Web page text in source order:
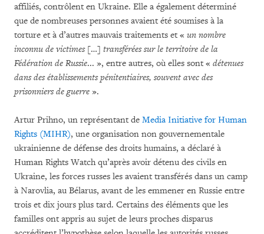
affiliés, contrôlent en Ukraine. Elle a également déterminé
que de nombreuses personnes avaient été soumises à la
torture et à d’autres mauvais traitements et « un nombre
inconnu de victimes […] transférées sur le territoire de la
Fédération de Russie... », entre autres, où elles sont « détenues
dans des établissements pénitentiaires, souvent avec des
prisonniers de guerre ».
Artur Prihno, un représentant de Media Initiative for Human
Rights (MIHR), une organisation non gouvernementale
ukrainienne de défense des droits humains, a déclaré à
Human Rights Watch qu’après avoir détenu des civils en
Ukraine, les forces russes les avaient transférés dans un camp
à Narovlia, au Bélarus, avant de les emmener en Russie entre
trois et dix jours plus tard. Certains des éléments que les
familles ont appris au sujet de leurs proches disparus